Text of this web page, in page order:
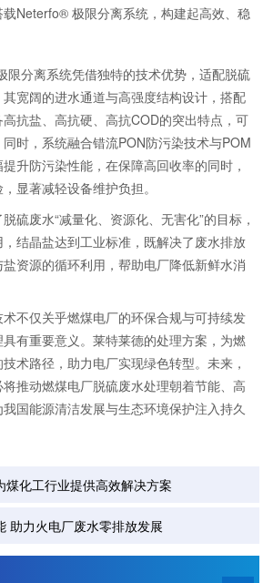
Neterfo® 极限分离系统，构建起高效、稳
分离系统凭借独特的技术优势，适配脱硫
宽阔的进水通道与高强度结构设计，搭配
抗盐、高抗硬、高抗COD的突出特点，可
时，系统融合错流PON防污染技术与POM
升防污染性能，在保障高回收率的同时，
显著减轻设备维护负担。
废水“减量化、资源化、无害化”的目标，
结晶盐达到工业标准，既解决了废水排放
资源的循环利用，帮助电厂降低新鲜水消
仅关乎燃煤电厂的环保合规与可持续发
有重要意义。莱特莱德的处理方案，为燃
术路径，助力电厂实现绿色转型。未来，
推动燃煤电厂脱硫废水处理朝着节能、高
国能源清洁发展与生态环境保护注入持久
煤化工行业提供高效解决方案
助力火电厂废水零排放发展